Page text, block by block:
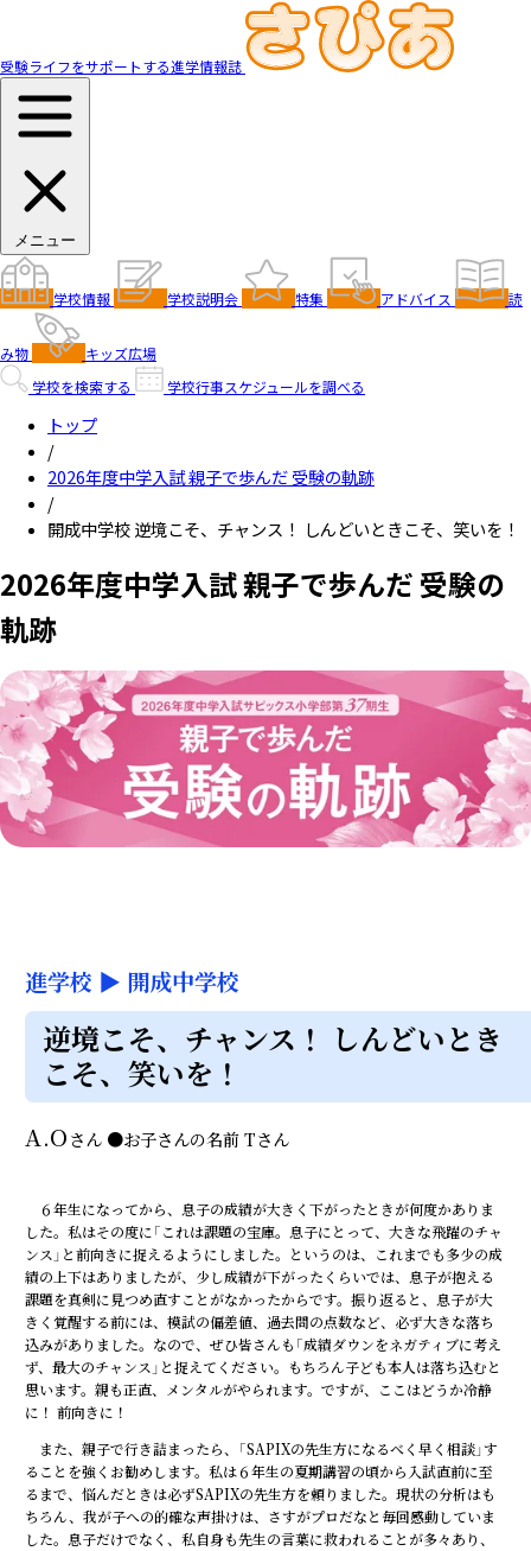
受験ライフをサポートする進学情報誌
メニュー
学校情報 学校説明会 特集 アドバイス 読
み物
キッズ広場
学校を検索する
学校行事スケジュールを調べる
トップ
/
2026年度中学入試 親子で歩んだ 受験の軌跡
/
開成中学校 逆境こそ、チャンス！ しんどいときこそ、笑いを！
2026年度中学入試 親子で歩んだ 受験の
軌跡
進学校 ▶ 開成中学校
逆境こそ、チャンス！ しんどいとき
こそ、笑いを！
A.O さん ●お子さんの名前Tさん
６年生になってから、息子の成績が大きく下がったときが何度かありま
した。私はその度に「これは課題の宝庫。息子にとって、大きな飛躍のチャ
ンス」と前向きに捉えるようにしました。というのは、これまでも多少の成
績の上下はありましたが、少し成績が下がったくらいでは、息子が抱える
課題を真剣に見つめ直すことがなかったからです。振り返ると、息子が大
きく覚醒する前には、模試の偏差値、過去問の点数など、必ず大きな落ち
込みがありました。なので、ぜひ皆さんも「成績ダウンをネガティブに考え
ず、最大のチャンス」と捉えてください。もちろん子ども本人は落ち込むと
思います。親も正直、メンタルがやられます。ですが、ここはどうか冷静
に！ 前向きに！
また、親子で行き詰まったら、「SAPIXの先生方になるべく早く相談」す
ることを強くお勧めします。私は６年生の夏期講習の頃から入試直前に至
るまで、悩んだときは必ずSAPIXの先生方を頼りました。現状の分析はも
ちろん、我が子への的確な声掛けは、さすがプロだなと毎回感動していま
した。息子だけでなく、私自身も先生の言葉に救われることが多々あり、